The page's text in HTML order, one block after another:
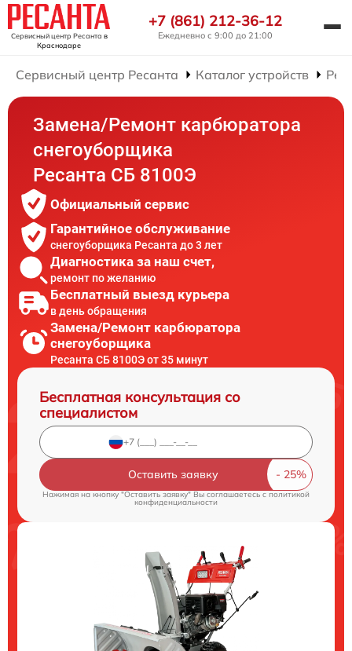
Сервисный центр Ресанта в
Краснодаре
+7 (861) 212-36-12
Ежедневно с 9:00 до 21:00
Сервисный центр Ресанта Каталог устройств
Замена/Pемонт карбюратора
снегоуборщика
Ресанта СБ 8100Э
Официальный сервис
Гарантийное обслуживание
снегоуборщика Ресанта до 3 лет
Диагностика за наш счет,
ремонт по желанию
Бесплатный выезд курьера
в день обращения
Замена/Pемонт карбюратора
снегоуборщика
Ресанта СБ 8100Э от 35 минут
Бесплатная консультация со
специалистом
Оставить заявку
Нажимая на кнопку "Оставить заявку" Вы соглашаетесь cполитикой
конфиденциальности